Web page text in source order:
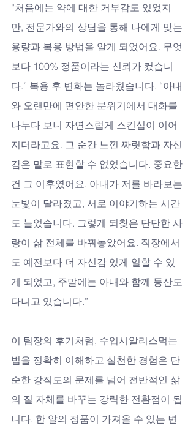
“처음에는 약에 대한 거부감도 있었지
만, 전문가와의 상담을 통해 나에게 맞는
용량과 복용 방법을 알게 되었어요. 무엇
보다 100% 정품이라는 신뢰가 컸습니
다.” 복용 후 변화는 놀라웠습니다. “아내
와 오랜만에 편안한 분위기에서 대화를
나누다 보니 자연스럽게 스킨십이 이어
지더라고요. 그 순간 느낀 짜릿함과 자신
감은 말로 표현할 수 없었습니다. 중요한
건 그 이후였어요. 아내가 저를 바라보는
눈빛이 달라졌고, 서로 이야기하는 시간
도 늘었습니다. 그렇게 되찾은 단단한 사
랑이 삶 전체를 바꿔놓았어요. 직장에서
도 예전보다 더 자신감 있게 일할 수 있
게 되었고, 주말에는 아내와 함께 등산도
다니고 있습니다.”
이 팀장의 후기처럼, 수입시알리스먹는
법을 정확히 이해하고 실천한 경험은 단
순한 강직도의 문제를 넘어 전반적인 삶
의 질 자체를 바꾸는 강력한 전환점이 됩
니다. 한 알의 정품이 가져올 수 있는 변